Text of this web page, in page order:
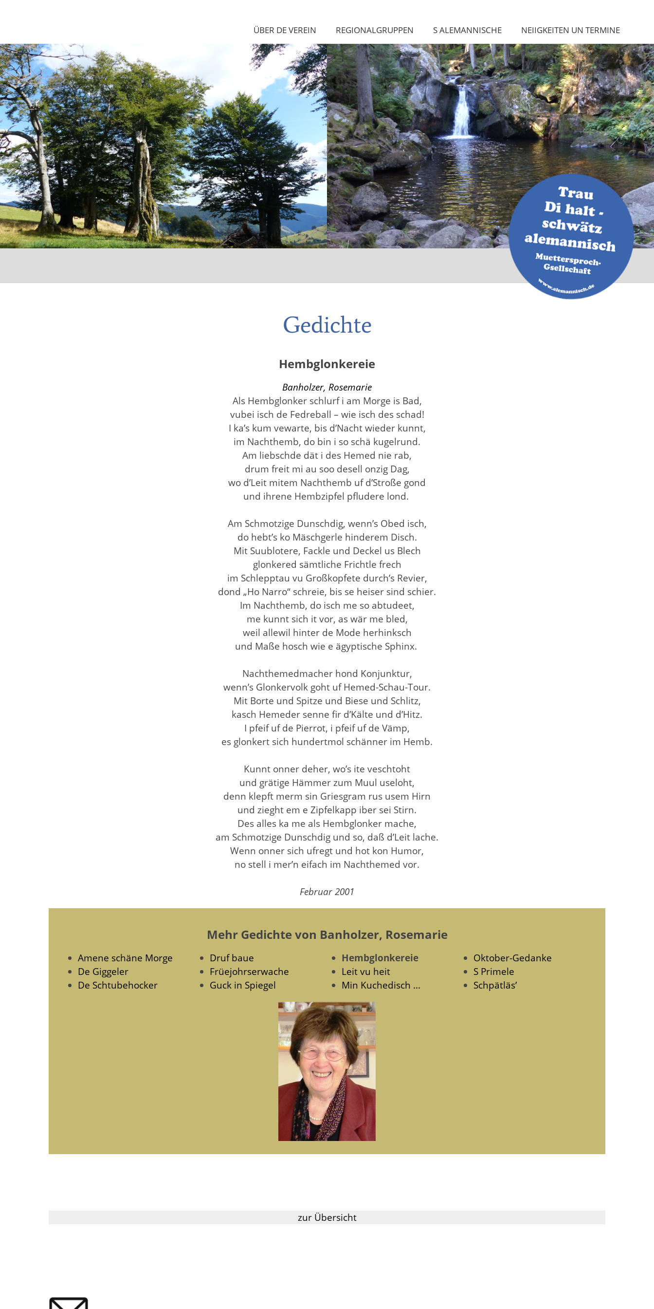
ÜBER DE VEREIN REGIONALGRUPPEN S ALEMANNISCHE NEIIGKEITEN UN TERMINE
Gedichte
Hembglonkereie
Banholzer, Rosemarie
Als Hembglonker schlurf i am Morge is Bad,
vubei isch de Fedreball – wie isch des schad!
I ka’s kum vewarte, bis d’Nacht wieder kunnt,
im Nachthemb, do bin i so schä kugelrund.
Am liebschde dät i des Hemed nie rab,
drum freit mi au soo desell onzig Dag,
wo d’Leit mitem Nachthemb uf d’Stroße gond
und ihrene Hembzipfel pfludere lond.
Am Schmotzige Dunschdig, wenn’s Obed isch,
do hebt’s ko Mäschgerle hinderem Disch.
Mit Suublotere, Fackle und Deckel us Blech
glonkered sämtliche Frichtle frech
im Schlepptau vu Großkopfete durch’s Revier,
dond „Ho Narro“ schreie, bis se heiser sind schier.
Im Nachthemb, do isch me so abtudeet,
me kunnt sich it vor, as wär me bled,
weil allewil hinter de Mode herhinksch
und Maße hosch wie e ägyptische Sphinx.
Nachthemedmacher hond Konjunktur,
wenn’s Glonkervolk goht uf Hemed-Schau-Tour.
Mit Borte und Spitze und Biese und Schlitz,
kasch Hemeder senne fir d’Kälte und d’Hitz.
I pfeif uf de Pierrot, i pfeif uf de Vämp,
es glonkert sich hundertmol schänner im Hemb.
Kunnt onner deher, wo’s ite veschtoht
und grätige Hämmer zum Muul useloht,
denn klepft merm sin Griesgram rus usem Hirn
und zieght em e Zipfelkapp iber sei Stirn.
Des alles ka me als Hembglonker mache,
am Schmotzige Dunschdig und so, daß d’Leit lache.
Wenn onner sich ufregt und hot kon Humor,
no stell i mer’n eifach im Nachthemed vor.
Februar 2001
Mehr Gedichte von Banholzer, Rosemarie
Amene schäne Morge
De Giggeler
De Schtubehocker
Druf baue
Früejohrserwache
Guck in Spiegel
Hembglonkereie
Leit vu heit
Min Kuchedisch ...
Oktober-Gedanke
S Primele
Schpätläs’
zur Übersicht